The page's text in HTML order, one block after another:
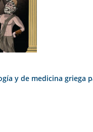
y de medicina griega